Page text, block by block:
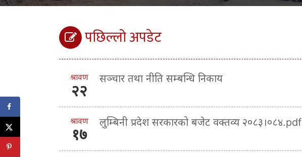
पछिल्लो अपडेट
श्रावण
२२
सञ्चार तथा नीति सम्बन्धि निकाय
श्रावण
१७
लुम्बिनी प्रदेश सरकारको बजेट वक्तव्य २०८३।०८४.pdf